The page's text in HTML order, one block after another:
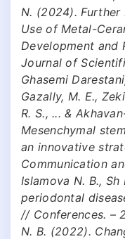
N. (2024). Further
Use of Metal-
Development and
Journal of
Ghasemi
Gazally, M. E.,
R. S., ... &
Mesenchymal
an innovative
Communication
Islamova N. B.,
periodontal
// Conferences. –
N. B. (2022).